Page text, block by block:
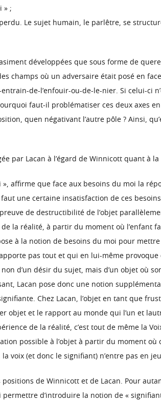
» ;
Le sujet humain, le parlêtre, se
développées que sous forme de
champs où un adversaire était posé en
de-l’enfouir-ou-de-le-nier. Si celui-ci
faut-il problématiser ces deux axes
quen négativant l’autre pôle ? Ainsi,
par Lacan à l’égard de Winnicott quant à
affirme que face aux besoins du moi la
une certaine insatisfaction de ces
de destructibilité de l’objet
la réalité, à partir du moment où l’enfant
à la notion de besoins du moi pour
pas tout et qui en lui-même
d’un désir du sujet, mais d’un objet où
Lacan pose donc une notion
Chez Lacan, l’objet en tant que
objet et le rapport au monde qui l’un et
de la réalité, c’est tout de même la
possible à l’objet à partir du moment
voix (et donc le signifiant) n’entre pas en
positions de Winnicott et de Lacan. Pour
permettre d’introduire la notion de «